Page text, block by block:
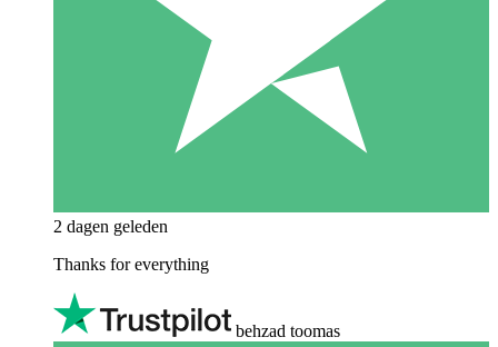
2 dagen geleden
Thanks for everything
behzad toomas